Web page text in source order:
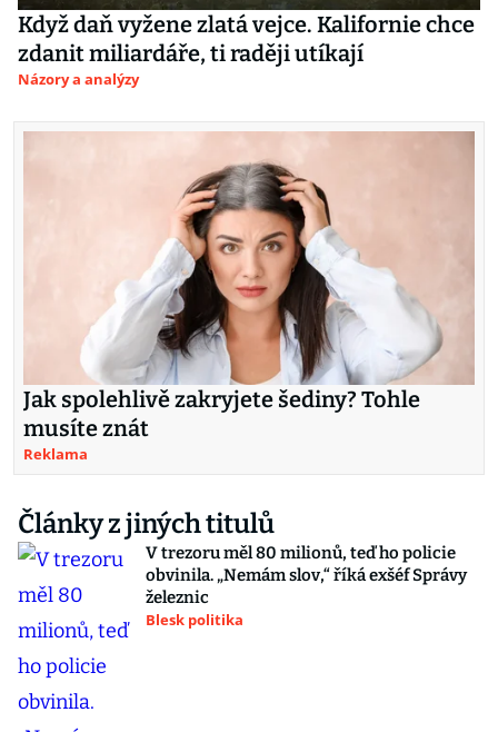
Když daň vyžene zlatá vejce. Kalifornie chce
zdanit miliardáře, ti raději utíkají
Názory a analýzy
Jak spolehlivě zakryjete šediny? Tohle
musíte znát
Reklama
Články z jiných titulů
V trezoru měl 80 milionů, teď ho policie
obvinila. „Nemám slov,“ říká exšéf Správy
železnic
Blesk politika